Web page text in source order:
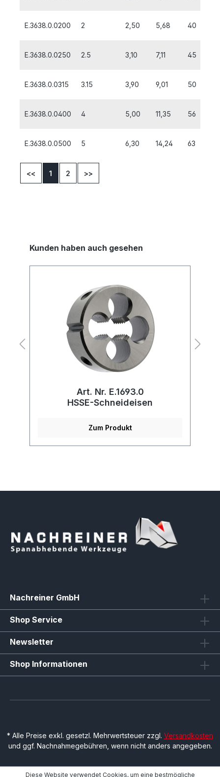
E.3638.0.0200 2 2,50 5,68 40
E.3638.0.0250 2.5 3,10 7,11 45
E.3638.0.0315 3.15 3,90 9,01 50
E.3638.0.0400 4 5,00 11,35 56
E.3638.0.0500 5 6,30 14,24 63
<< 1 2 >>
Kunden haben auch gesehen
Art. Nr. E.1693.0
HSSE-Schneideisen
Zum Produkt
Nachreiner GmbH
Shop Service
Newsletter
Shop Informationen
* Alle Preise exkl. gesetzl. Mehrwertsteuer zzgl. Versandkosten
und ggf. Nachnahmegebühren, wenn nicht anders angegeben.
Diese Website verwendet Cookies, um eine bestmögliche